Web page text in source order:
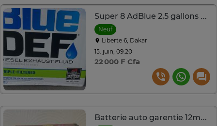
Super 8 AdBlue 2,5 gallons fluide DEF diesel
Neuf
Liberte 6, Dakar
15. juin, 09:20
22 000 F Cfa
Batterie auto garentie 12mois